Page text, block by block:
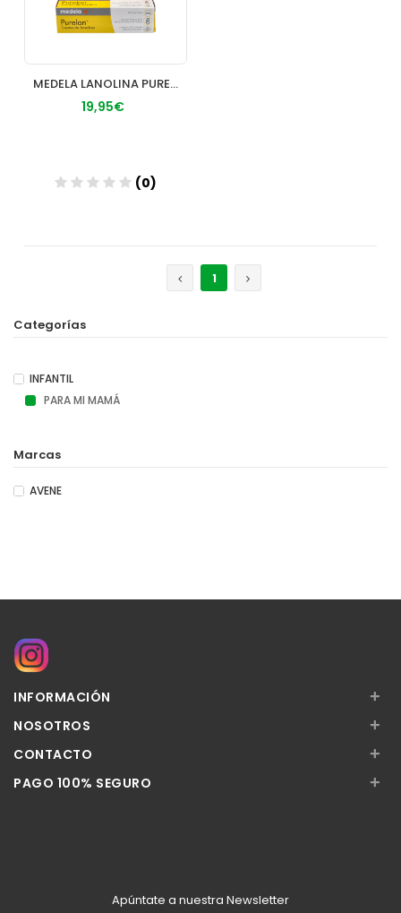
MEDELA LANOLINA PURELAN 100 37 GR 02 PL 37
19,95€
(0)
1
Categorías
INFANTIL
PARA MI MAMÁ
Marcas
AVENE
INFORMACIÓN +
NOSOTROS +
CONTACTO +
PAGO 100% SEGURO +
Apúntate a nuestra Newsletter